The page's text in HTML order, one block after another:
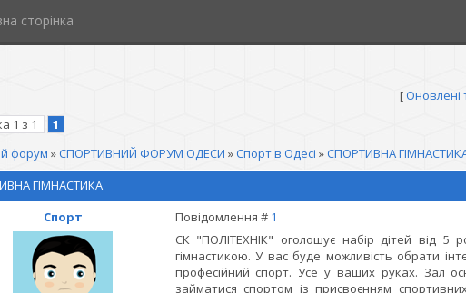
сторінка
[Оновлені
1 з 1
1
форум »СПОРТИВНИЙ ФОРУМ ОДЕСИ »Спорт в Одесі »СПОРТИВНА
ГІМНАСТИКА
Спорт
Повідомлення # 1
СК "ПОЛІТЕХНІК" оголошує набір дітей від 5
гімнастикою. У вас буде можливість обрати
професійний спорт. Усе у ваших руках. Зал
займатися спортом із присвоєнням